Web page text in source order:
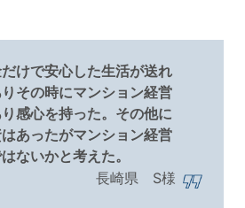
けで安心した生活が送れ
その時にマンション経営
感心を持った。その他に
あったがマンション経営
ないかと考えた。
長崎県 S様